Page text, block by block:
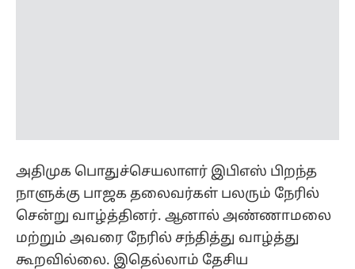
அதிமுக பொதுச்செயலாளர் இபிஎஸ் பிறந்த
நாளுக்கு பாஜக தலைவர்கள் பலரும் நேரில்
சென்று வாழ்த்தினர். ஆனால் அண்ணாமலை
மற்றும் அவரை நேரில் சந்தித்து வாழ்த்து
கூறவில்லை. இதெல்லாம் தேசிய